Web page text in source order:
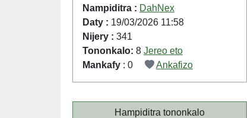
Nampiditra : DahNex
Daty : 19/03/2026 11:58
Nijery : 341
Tononkalo: 8 Jereo eto
Mankafy : 0 Ankafizo
Hampiditra tononkalo